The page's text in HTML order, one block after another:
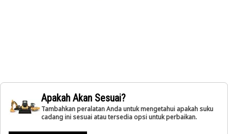
Apakah Akan Sesuai?
Tambahkan peralatan Anda untuk mengetahui apakah suku
cadang ini sesuai atau tersedia opsi untuk perbaikan.